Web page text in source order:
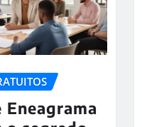
Eneagrama